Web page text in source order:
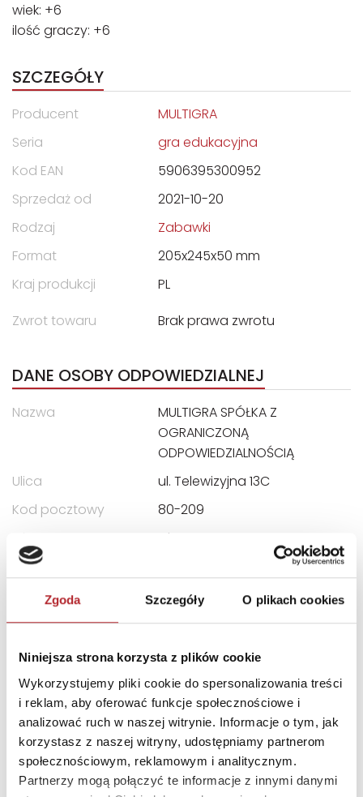
Zgoda Szczegóły O plikach cookies
Niniejsza strona korzysta z plików cookie
Wykorzystujemy pliki cookie do spersonalizowania treści
i reklam, aby oferować funkcje społecznościowe i
analizować ruch w naszej witrynie. Informacje o tym, jak
korzystasz z naszej witryny, udostępniamy partnerom
społecznościowym, reklamowym i analitycznym.
Partnerzy mogą połączyć te informacje z innymi danymi
wiek: +6
ilość graczy: +6
SZCZEGÓŁY
Producent
MULTIGRA
Seria
gra edukacyjna
Kod EAN
5906395300952
Sprzedaż od
2021-10-20
Rodzaj
Zabawki
Format
205x245x50 mm
Kraj produkcji
PL
Zwrot towaru
Brak prawa zwrotu
DANE OSOBY ODPOWIEDZIALNEJ
Nazwa
MULTIGRA SPÓŁKA Z
OGRANICZONĄ
ODPOWIEDZIALNOŚCIĄ
Ulica
ul. Telewizyjna 13C
Kod pocztowy
80-209
Chwaszczyno
E-mail
sklep@multogra.com.pl
INNI KLIENCI KUPOWALI